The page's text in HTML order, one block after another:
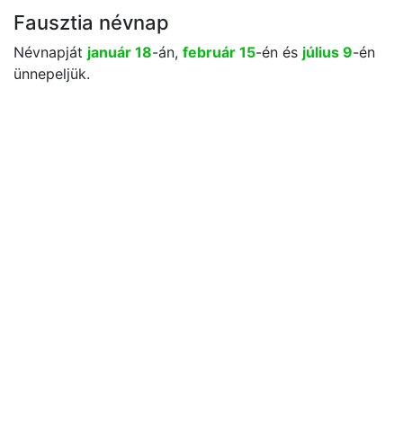
Fausztia névnap
Névnapját január 18-án, február 15-én és július 9-én
ünnepeljük.